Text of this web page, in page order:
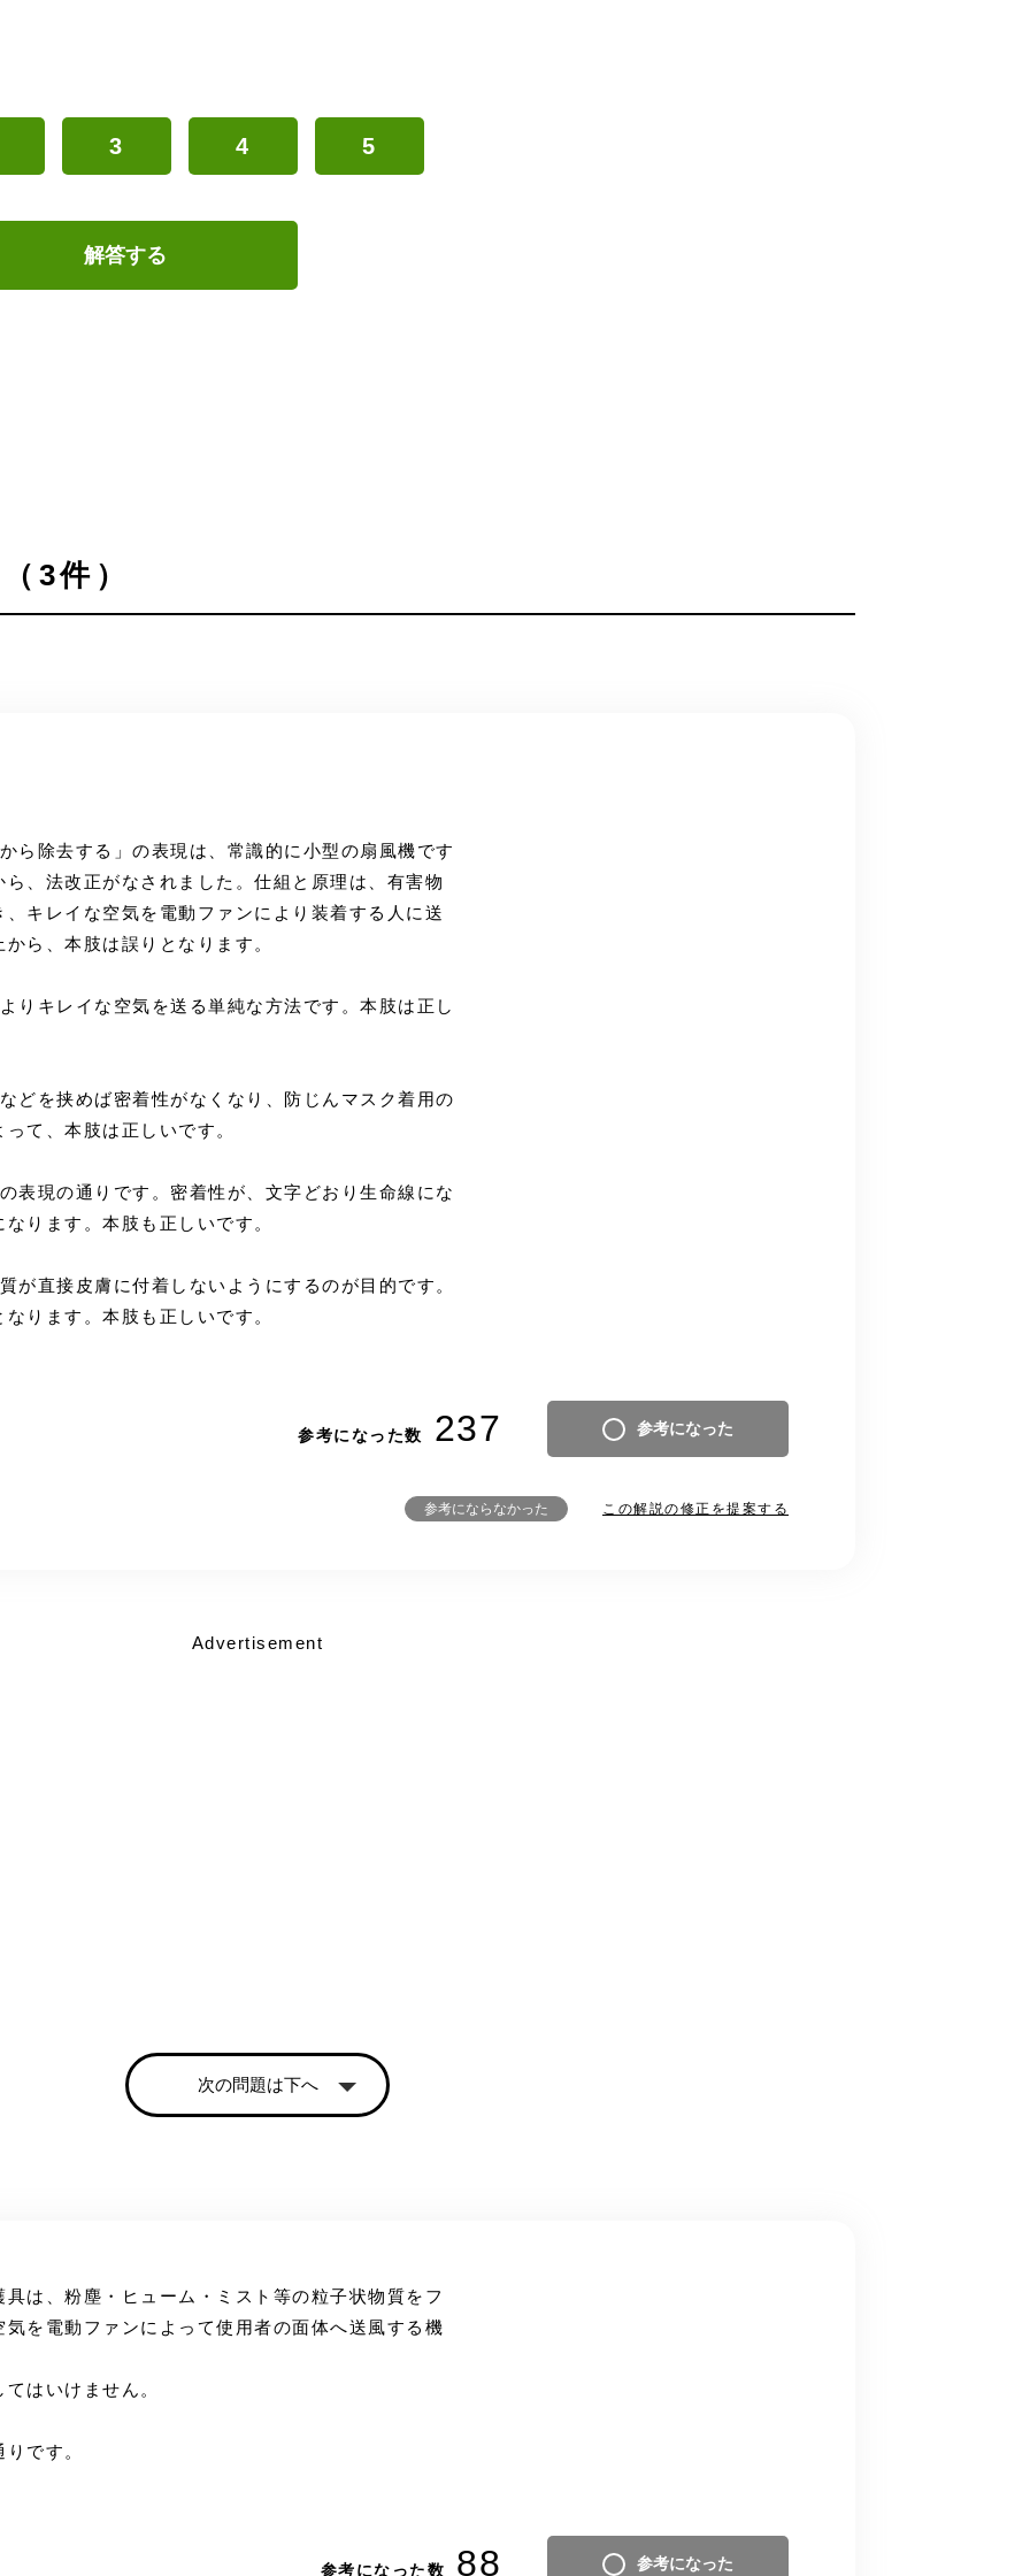
3 4 5
解答する
3件）
除去する」の表現は、常識的に小型の扇風機です
、法改正がなされました。仕組と原理は、有害物
キレイな空気を電動ファンにより装着する人に送
ら、本肢は誤りとなります。
キレイな空気を送る単純な方法です。本肢は正し
を挟めば密着性がなくなり、防じんマスク着用の
て、本肢は正しいです。
現の通りです。密着性が、文字どおり生命線にな
ります。本肢も正しいです。
直接皮膚に付着しないようにするのが目的です。
ります。本肢も正しいです。
参考になった数 237 参考になった
参考にならなかった この解説の修正を提案する
Advertisement
次の問題は下へ
は、粉塵・ヒューム・ミスト等の粒子状物質をフ
を電動ファンによって使用者の面体へ送風する機
はいけません。
です。
参考になった数 88 参考になった